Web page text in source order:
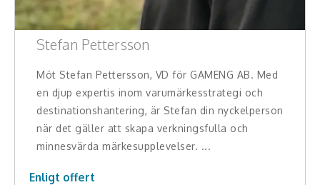
Stefan Pettersson
Möt Stefan Pettersson, VD för GAMENG AB. Med
en djup expertis inom varumärkesstrategi och
destinationshantering, är Stefan din nyckelperson
när det gäller att skapa verkningsfulla och
minnesvärda märkesupplevelser. ...
Enligt offert